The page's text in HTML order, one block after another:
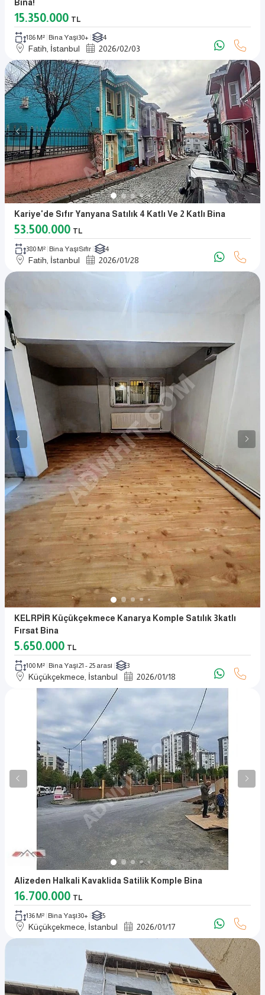
Bina!
15.350.000 TL
186 M² Bina Yaşı30+ 4
Fatih, İstanbul 2026/02/03
Kariye'de Sıfır Yanyana Satılık 4 Katlı Ve 2 Katlı Bina
53.500.000 TL
380 M² Bina YaşıSıfır 4
Fatih, İstanbul 2026/01/28
KELRPİR Küçükçekmece Kanarya Komple Satılık 3katlı
Fırsat Bina
5.650.000 TL
100 M² Bina Yaşı21 - 25 arası 3
Küçükçekmece, İstanbul 2026/01/18
Alizeden Halkali Kavaklida Satilik Komple Bina
16.700.000 TL
136 M² Bina Yaşı30+ 5
Küçükçekmece, İstanbul 2026/01/17